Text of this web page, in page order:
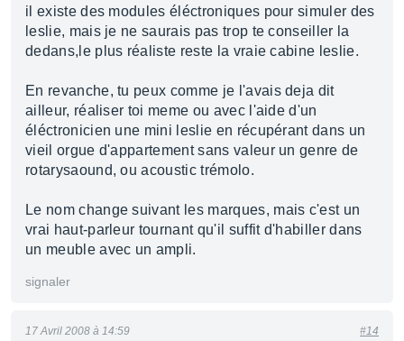
il existe des modules éléctroniques pour simuler des
leslie, mais je ne saurais pas trop te conseiller la
dedans,le plus réaliste reste la vraie cabine leslie.
En revanche, tu peux comme je l'avais deja dit
ailleur, réaliser toi meme ou avec l'aide d'un
éléctronicien une mini leslie en récupérant dans un
vieil orgue d'appartement sans valeur un genre de
rotarysaound, ou acoustic trémolo.
Le nom change suivant les marques, mais c'est un
vrai haut-parleur tournant qu'il suffit d'habiller dans
un meuble avec un ampli.
signaler
17 Avril 2008 à 14:59 #14